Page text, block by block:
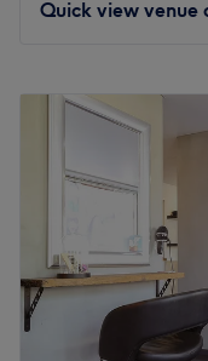
Quick view venue
Tuesday
Wednesday
Thursday
Friday
Sunday
De Hair stylistes bij
specialisme in